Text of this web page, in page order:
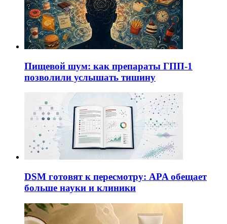
Пищевой шум: как препараты ГПП-1
позволили услышать тишину
DSM готовят к пересмотру: APA обещает
больше науки и клиники